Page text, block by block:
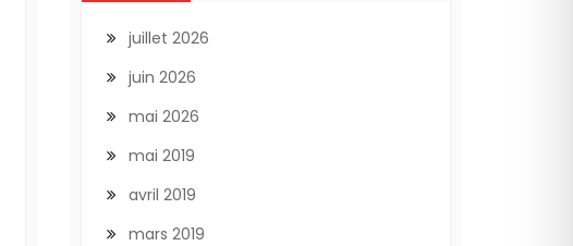
juillet 2026
juin 2026
mai 2026
mai 2019
avril 2019
mars 2019